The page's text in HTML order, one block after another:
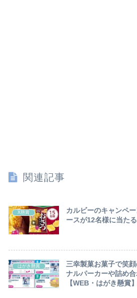
関連記事
X懸賞
カルビーのキャンペ
ースが12名様に当た
はがき懸賞
三幸製菓お菓子で笑
ナルパーカーや詰め
【WEB・はがき懸賞